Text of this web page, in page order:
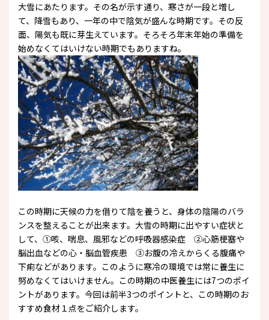
大雪にあたります。その名が示す通り、寒さが一段と増し
て、降雪もあり、一年の中で陰気が盛んな時期です。その反
面、陽気も既に芽生えています。そろそろ年末年始の準備を
始めなくてはいけない時期でもありますね。
この時期に天候の力を借りて陰を養うと、身体の陰陽のバラ
ンスを整えることが出来ます。大雪の時期に出やすい症状と
して、①咳、喘息、風邪などの呼吸器感染症 ②心筋梗塞や
脳出血などの心・脳血管疾患 ③お腹の冷えからくる腹痛や
下痢などがあります。このように寒冷の環境では常に養生に
努めなくてはいけません。この時期の中医養生には7つのポイ
ントがあります。今回は前半3つのポイントと、この時期のお
すすめ食材１点をご紹介します。